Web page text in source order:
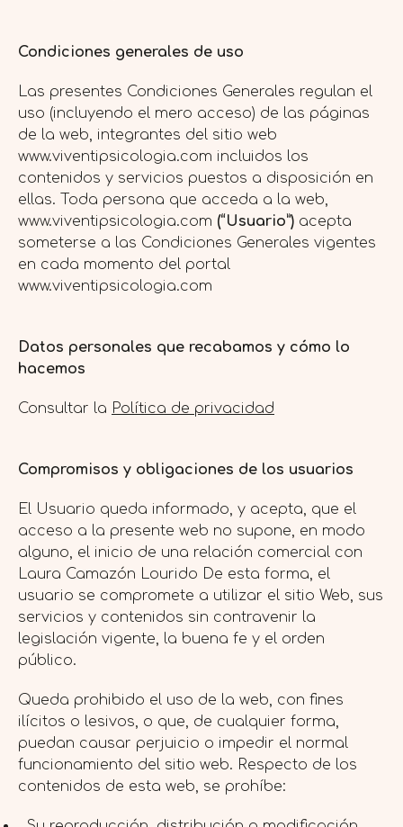
Condiciones generales de uso
Las presentes Condiciones Generales regulan el
uso (incluyendo el mero acceso) de las páginas
de la web, integrantes del sitio web
www.viventipsicologia.com incluidos los
contenidos y servicios puestos a disposición en
ellas. Toda persona que acceda a la web,
www.viventipsicologia.com (“Usuario”) acepta
someterse a las Condiciones Generales vigentes
en cada momento del portal
www.viventipsicologia.com
Datos personales que recabamos y cómo lo
hacemos
Consultar la Política de privacidad
Compromisos y obligaciones de los usuarios
El Usuario queda informado, y acepta, que el
acceso a la presente web no supone, en modo
alguno, el inicio de una relación comercial con
Laura Camazón Lourido De esta forma, el
usuario se compromete a utilizar el sitio Web, sus
servicios y contenidos sin contravenir la
legislación vigente, la buena fe y el orden
público.
Queda prohibido el uso de la web, con fines
ilícitos o lesivos, o que, de cualquier forma,
puedan causar perjuicio o impedir el normal
funcionamiento del sitio web. Respecto de los
contenidos de esta web, se prohíbe: